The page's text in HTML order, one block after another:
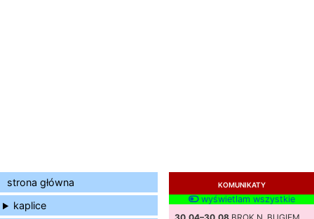
strona główna
kaplice
KOMUNIKATY
wyświetlam wszystkie